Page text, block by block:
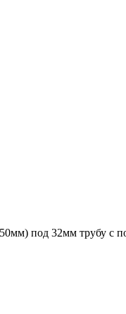
под 32мм трубу с